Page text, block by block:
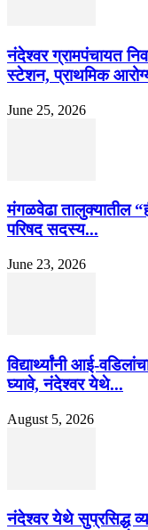
नंदेश्वर ग्रामपंचायत
स्टेशन, प्राथमिक
June 25, 2026
मंगळवेढा तालुक्यातील
परिषद सदस्य...
June 23, 2026
विद्यार्थ्यांनी आई-
घ्यावे, नंदेश्वर येथे...
August 5, 2026
नंदेश्वर येथे सुप्रसिद्ध